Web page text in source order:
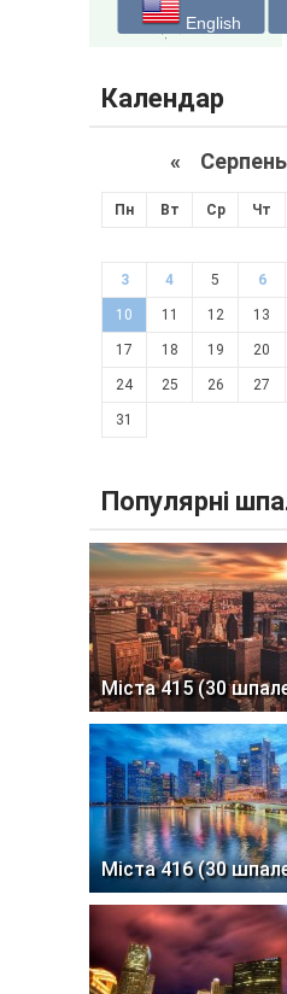
English
Календар
«
Пн Вт Ср Чт
3 4 5 6
10 11 12 13
17 18 19 20
24 25 26 27
31
Популярні
Міста 415 (30
Міста 416 (30